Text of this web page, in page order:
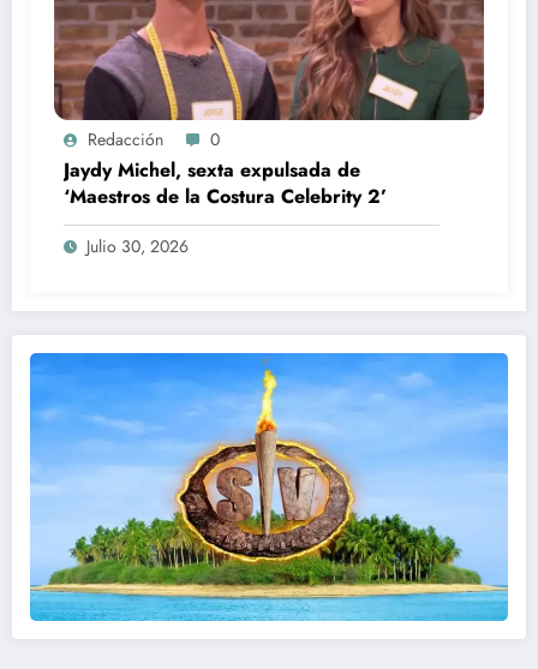
Redacción 0
Jaydy Michel, sexta expulsada de
‘Maestros de la Costura Celebrity 2’
Julio 30, 2026